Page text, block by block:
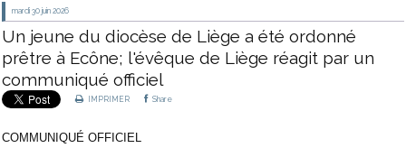
mardi 30 juin 2026
Un jeune du diocèse de Liège a été ordonné
prêtre à Ecône; l'évêque de Liège réagit par un
communiqué officiel
IMPRIMER Share
COMMUNIQUÉ OFFICIEL